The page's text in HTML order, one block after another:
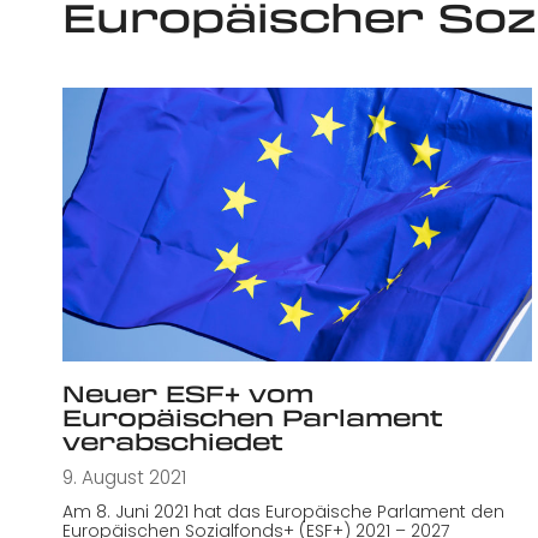
Europäischer
Neuer ESF+ vom
Europäischen Parlament
verabschiedet
9. August 2021
Am 8. Juni 2021 hat das Europäische Parlament den
Europäischen Sozialfonds+ (ESF+) 2021 – 2027